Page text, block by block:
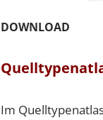
DOWNLOAD
Im